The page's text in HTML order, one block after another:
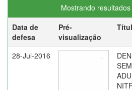
Mostrando
Data de
defesa
Pré-
visualização
28-Jul-2016